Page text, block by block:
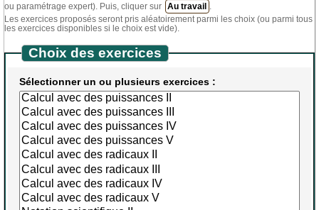
ou paramétrage expert). Puis, cliquer sur Au travail
Les exercices proposés seront pris aléatoirement parmi les choix (ou parmi tous
les exercices disponibles si le choix est vide).
Choix des exercices
Sélectionner un ou plusieurs exercices :